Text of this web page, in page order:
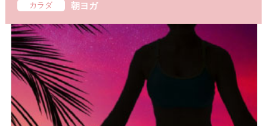
カラダ 朝ヨガ